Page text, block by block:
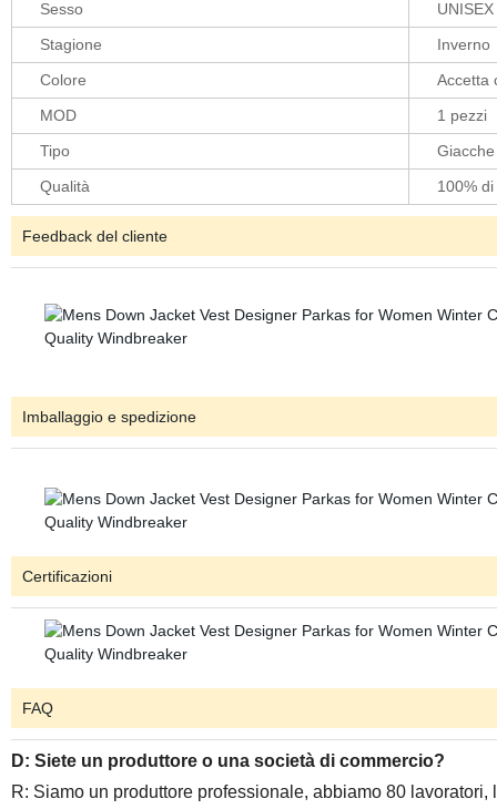
Sesso
UNISEX
Stagione
Inverno
Colore
Accetta
MOD
1 pezzi
Tipo
Qualità
100%
Feedback del cliente
Imballaggio e spedizione
Certificazioni
FAQ
D: Siete un produttore o una società di commercio?
R: Siamo un produttore professionale, abbiamo 80 lavoratori,